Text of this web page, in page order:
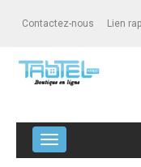
Contactez-nous Lien
Navigation bascule